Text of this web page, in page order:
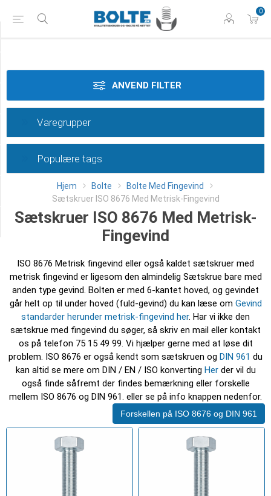
0
Hjem Bolte
Bolte Med Fingevind
Sætskruer ISO 8676 Med Metrisk-Fingevind
Sætskruer ISO 8676 Med Metrisk-
Fingevind
ISO 8676 Metrisk fingevind eller også kaldet sætskruer med
metrisk fingevind er ligesom den almindelig Sætskrue bare med
anden type gevind. Bolten er med 6-kantet hoved, og gevindet
går helt op til under hoved (fuld-gevind) du kan læse om Gevind
standarder herunder metrisk-fingevind her. Har vi ikke den
sætskrue med fingevind du søger, så skriv en mail eller kontakt
os på telefon 75 15 49 99. Vi hjælper gerne med at løse dit
problem. ISO 8676 er også kendt som sætskruen og DIN 961 du
kan altid se mere om DIN / EN / ISO konverting Herder vil du
også finde såfremt der findes bemærkning eller forskelle
mellem ISO 8676 og DIN 961. eller se på info knappen nedenfor.
Forskellen på ISO 8676 og DIN 961
ANVEND FILTER
Dimension
Overflade
Længde
Category
Varegrupper
Populære tags